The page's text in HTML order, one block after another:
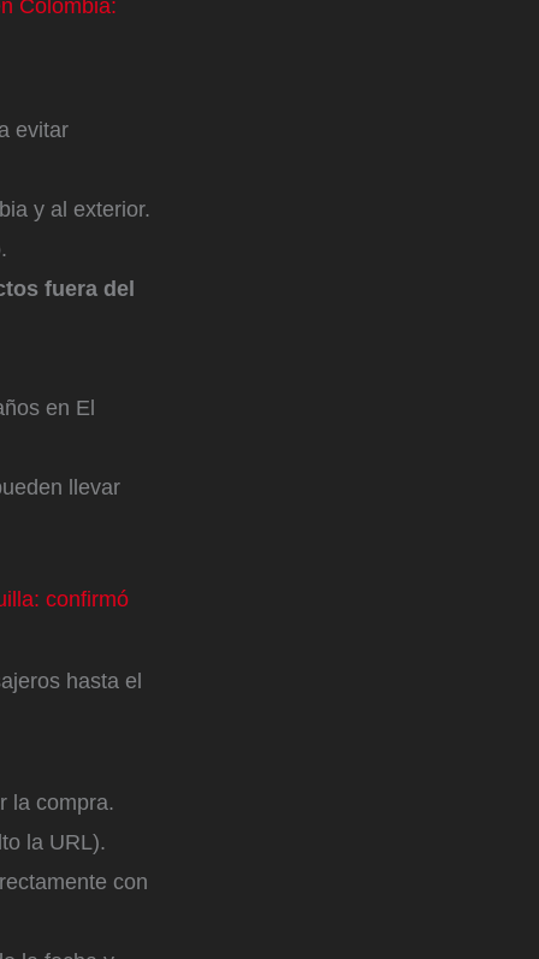
Colombia:
evitar
y al exterior.
fuera del
en El
llevar
confirmó
hasta el
la compra.
la URL).
con